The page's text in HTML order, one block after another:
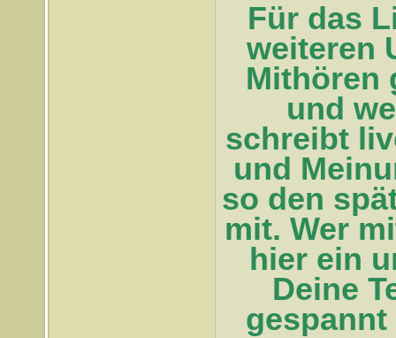
Für das
weiteren
Mithören
und
schreibt
und
so den
mit. Wer
hier ein
Deine